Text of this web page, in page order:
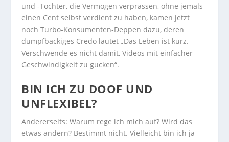
und -Töchter, die Vermögen verprassen, ohne jemals
einen Cent selbst verdient zu haben, kamen jetzt
noch Turbo-Konsumenten-Deppen dazu, deren
dumpfbackiges Credo lautet „Das Leben ist kurz.
Verschwende es nicht damit, Videos mit einfacher
Geschwindigkeit zu gucken“.
BIN ICH ZU DOOF UND
UNFLEXIBEL?
Andererseits: Warum rege ich mich auf? Wird das
etwas ändern? Bestimmt nicht. Vielleicht bin ich ja